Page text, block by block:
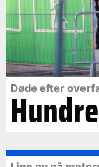
Døde efter